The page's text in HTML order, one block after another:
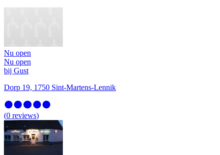
Nu open
Nu open
bij Gust
Dorp 19, 1750 Sint-Martens-Lennik
(0 reviews)